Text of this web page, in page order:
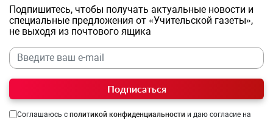
Подпишитесь, чтобы получать актуальные новости и
специальные предложения от «Учительской газеты»,
не выходя из почтового ящика
Подписаться
Соглашаюсь с политикой конфиденциальности и даю согласие на